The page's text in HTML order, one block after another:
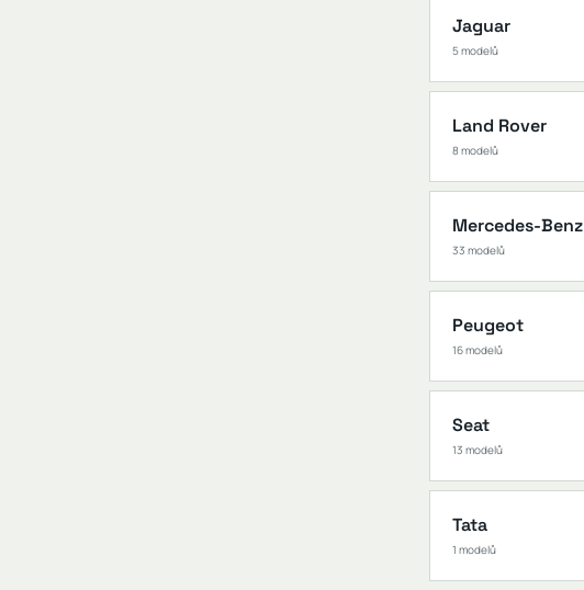
Jaguar
5 modelů
Land Rover
8 modelů
Mercedes-Benz
33 modelů
Peugeot
16 modelů
Seat
13 modelů
Tata
1 modelů